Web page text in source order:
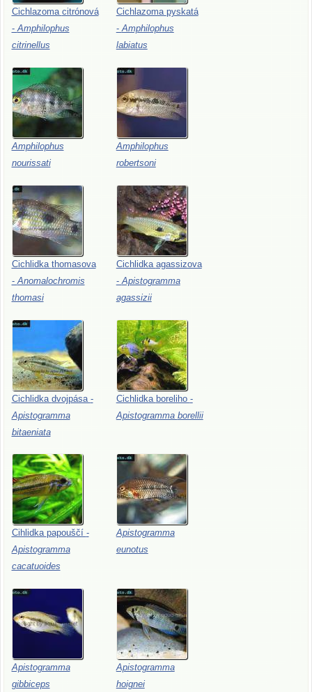
Cichlazoma citrónová
-Amphilophus
citrinellus
Cichlazoma pyskatá
-Amphilophus
labiatus
Amphilophus
nourissati
Amphilophus
robertsoni
Cichlidka thomasova
- Anomalochromis
thomasi
Cichlidka agassizova
- Apistogramma
agassizii
Cichlidka dvojpása -
Apistogramma
bitaeniata
Cichlidka boreliho -
Apistogramma borellii
Cihlidka papouščí -
Apistogramma
cacatuoides
Apistogramma
eunotus
Apistogramma
gibbiceps
Apistogramma
hoignei